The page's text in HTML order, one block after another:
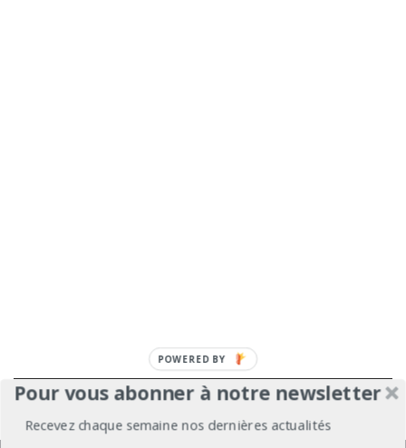
Pour vous abonner à notre newsletter
Recevez chaque semaine nos dernières actualités
POWERED
BY